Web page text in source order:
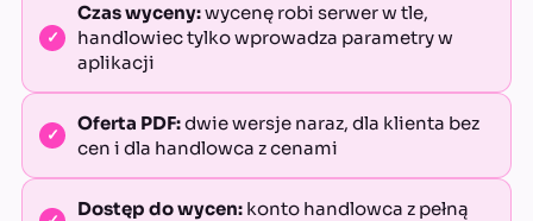
Czas wyceny:wycenę robi serwer w tle,
handlowiec tylko wprowadza parametry w
aplikacji
Oferta PDF:dwie wersje naraz, dla klienta bez
cen i dla handlowca z cenami
Dostęp do wycen: konto handlowca z pełną